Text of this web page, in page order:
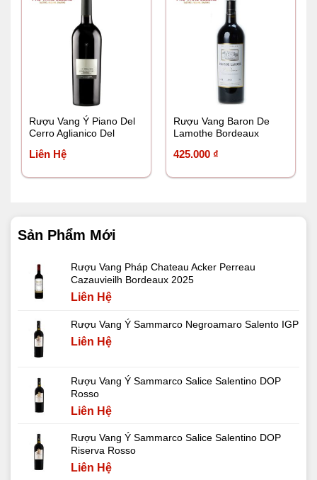
Sản Phẩm Mới
Rượu Vang Pháp Chateau Acker Perreau
Cazauvieilh Bordeaux 2025
Liên Hệ
Rượu Vang Ý Sammarco Negroamaro Salento IGP
Liên Hệ
Rượu Vang Ý Sammarco Salice Salentino DOP
Rosso
Liên Hệ
Rượu Vang Ý Sammarco Salice Salentino DOP
Riserva Rosso
Liên Hệ
Rượu Vang Ý Piano Del
Cerro Aglianico Del
Liên Hệ
Rượu Vang Baron De
Lamothe Bordeaux
425.000 ₫